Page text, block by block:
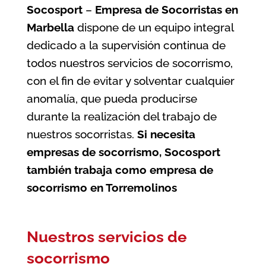
Socosport– Empresa de Socorristas en
Marbelladispone de un equipo integral
dedicado a la supervisión continua de
todos nuestros servicios de socorrismo,
con el fin de evitar y solventar cualquier
anomalía, que pueda producirse
durante la realización del trabajo de
nuestros socorristas. Si necesita
empresas de socorrismo, Socosport
también trabaja como empresa de
socorrismo en Torremolinos
Nuestros servicios de
socorrismo